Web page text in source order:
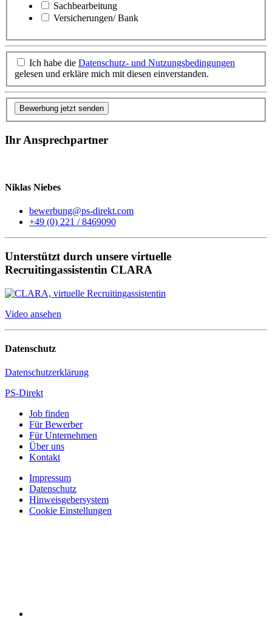
Sachbearbeitung
Versicherungen/ Bank
Ich habe die Datenschutz- und Nutzungsbedingungen
gelesen und erkläre mich mit diesen einverstanden.
Bewerbung jetzt senden
Ihr Ansprechpartner
Niklas Niebes
bewerbung@ps-direkt.com
+49 (0) 221 / 8469090
Unterstützt durch unsere virtuelle
Recruitingassistentin CLARA
Video ansehen
Datenschutz
Datenschutzerklärung
PS-Direkt
Job finden
Für Bewerber
Für Unternehmen
Über uns
Kontakt
Impressum
Datenschutz
Hinweisgebersystem
Cookie Einstellungen